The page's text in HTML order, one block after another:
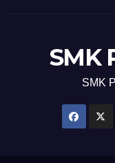
SMK
SMK